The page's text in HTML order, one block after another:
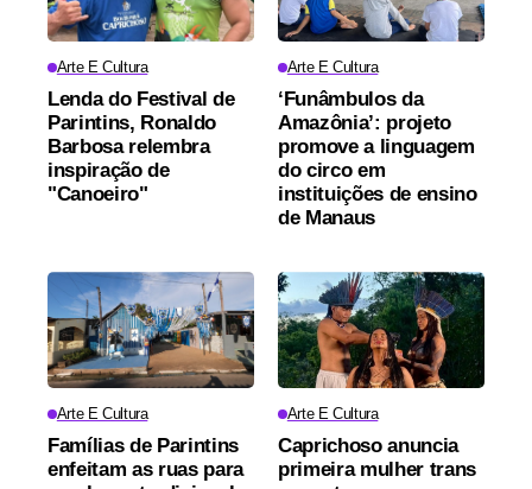
Arte E Cultura
Lenda do Festival de
Parintins, Ronaldo
Barbosa relembra
inspiração de
"Canoeiro"
Arte E Cultura
‘Funâmbulos da
Amazônia’: projeto
promove a linguagem
do circo em
instituições de ensino
de Manaus
Arte E Cultura
Famílias de Parintins
enfeitam as ruas para
Arte E Cultura
Caprichoso anuncia
primeira mulher trans